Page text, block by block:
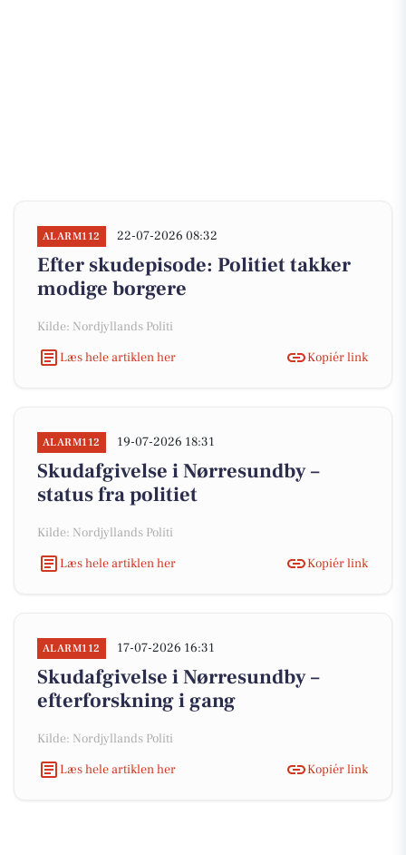
ALARM112 22-07-2026 08:32
Efter skudepisode: Politiet takker
modige borgere
Kilde: Nordjyllands Politi
Læs hele artiklen her
Kopiér link
ALARM112 19-07-2026 18:31
Skudafgivelse i Nørresundby –
status fra politiet
Kilde: Nordjyllands Politi
Læs hele artiklen her
Kopiér link
ALARM112 17-07-2026 16:31
Skudafgivelse i Nørresundby –
efterforskning i gang
Kilde: Nordjyllands Politi
Læs hele artiklen her
Kopiér link